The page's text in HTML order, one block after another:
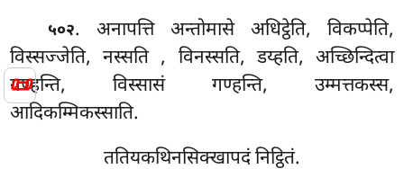
📜
५०२. अनापत्ति अन्तोमासे अधिट्ठेति, विकप्पेति,
विस्सज्जेति, नस्सति , विनस्सति, डय्हति, अच्छिन्दित्वा
गण्हन्ति, विस्सासं गण्हन्ति, उम्मत्तकस्स,
आदिकम्मिकस्साति.
ततियकथिनसिक्खापदं निट्ठितं.